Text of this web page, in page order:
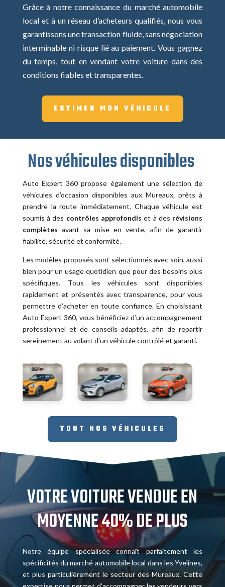
Grâce à notre connaissance du marché automobile
local et à un réseau d’acheteurs qualifiés, nous vous
garantissons une transaction fluide, sans négociation
interminable ni risque lié au paiement. Vous gagnez
du temps, tout en vendant votre voiture dans des
conditions fiables et transparentes.
ESTIMER MON VÉHICULE
Nos véhicules disponibles
Auto Expert 360 propose également une sélection de
véhicules d’occasion disponibles aux Mureaux, prêts à
prendre la route immédiatement. Chaque véhicule est
soumis à des contrôles approfondis et à des révisions
complètes avant sa mise en vente, afin de garantir
fiabilité, sécurité et conformité.
Les modèles proposés sont sélectionnés avec soin, aussi
bien pour un usage quotidien que pour des besoins plus
spécifiques. Tous les véhicules sont disponibles
rapidement et présentés avec transparence, pour vous
permettre d’acheter en toute confiance. En choisissant
Auto Expert 360, vous bénéficiez d’un accompagnement
professionnel et de conseils adaptés, afin de repartir
sereinement au volant d’un véhicule contrôlé et garanti.
TOUT NOS VÉHICULES
VOTRE VOITURE VENDUE EN
MOYENNE 40% DE PLUS
Notre équipe spécialisée connaît parfaitement les
spécificités du marché automobile local dans les Yvelines,
et plus particulièrement le secteur des Mureaux. Cette